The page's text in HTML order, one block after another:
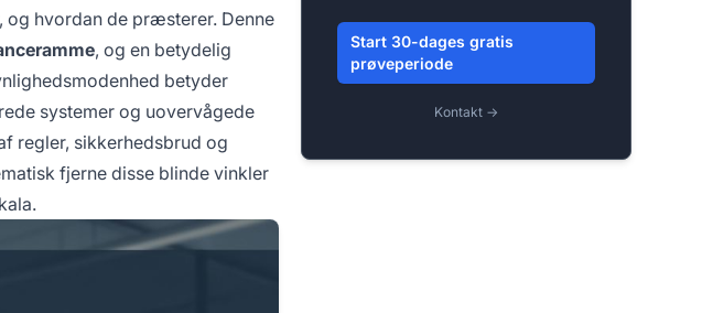
hvordan de præsterer. Denne
, og en betydelig
betyder
systemer og uovervågede
regler, sikkerhedsbrud og
fjerne disse blinde vinkler
Start 30-dages gratis
prøveperiode
Kontakt →